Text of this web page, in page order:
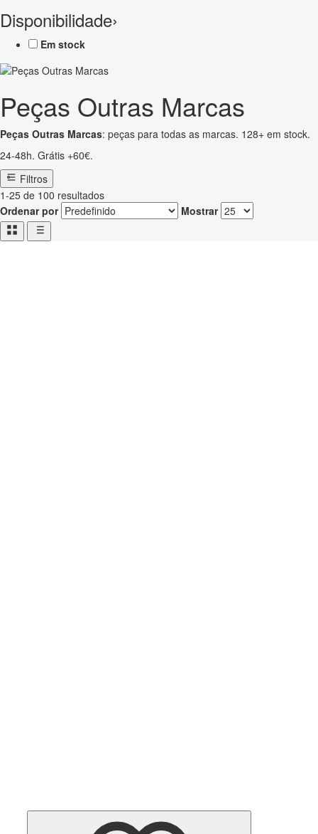
Disponibilidade›
Em stock
Peças Outras Marcas
Peças Outras Marcas: peças para todas as marcas. 128+ em stock.
24-48h. Grátis +60€.
Filtros
1-25 de 100 resultados
Ordenar por
Mostrar